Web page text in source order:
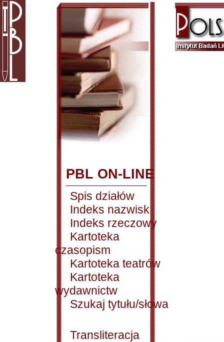
PBL ON-LINE
Spis działów
Indeks nazwisk
Indeks rzeczowy
Kartoteka
czasopism
Kartoteka teatrów
Kartoteka
wydawnictw
Szukaj tytułu/słowa
Transliteracja